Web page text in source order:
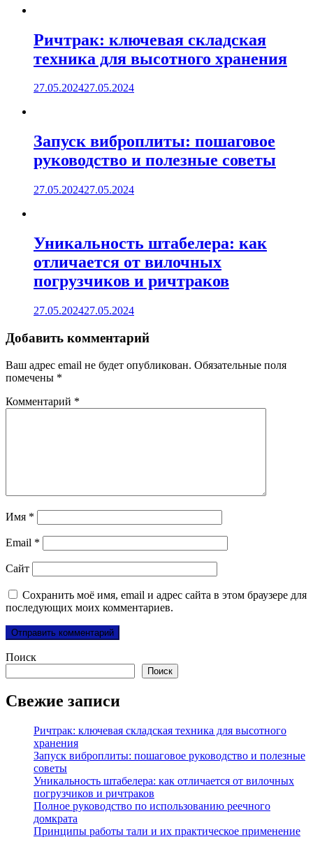
Ричтрак: ключевая складская
техника для высотного хранения
27.05.202427.05.2024
Запуск виброплиты: пошаговое
руководство и полезные советы
27.05.202427.05.2024
Уникальность штабелера: как
отличается от вилочных
погрузчиков и ричтраков
27.05.202427.05.2024
Добавить комментарий
Ваш адрес email не будет опубликован. Обязательные поля
помечены *
Комментарий *
Имя *
Email *
Сайт
Сохранить моё имя, email и адрес сайта в этом браузере для
последующих моих комментариев.
Поиск
Поиск
Свежие записи
Ричтрак: ключевая складская техника для высотного
хранения
Запуск виброплиты: пошаговое руководство и полезные
советы
Уникальность штабелера: как отличается от вилочных
погрузчиков и ричтраков
Полное руководство по использованию реечного
домкрата
Принципы работы тали и их практическое применение